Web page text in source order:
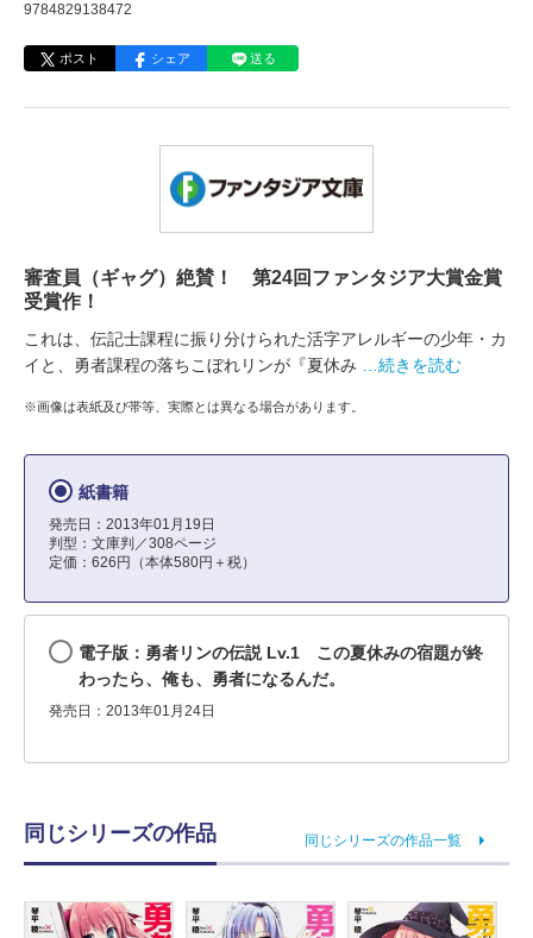
9784829138472
ポスト シェア 送る
審査員（ギャグ）絶賛！ 第24回ファンタジア大賞金賞
受賞作！
これは、伝記士課程に振り分けられた活字アレルギーの少年・カ
イと、勇者課程の落ちこぼれリンが『夏休み
…続きを読む
※画像は表紙及び帯等、実際とは異なる場合があります。
紙書籍
発売日：2013年01月19日
判型：文庫判／308ページ
定価：626円（本体580円＋税）
電子版：勇者リンの伝説 Lv.1 この夏休みの宿題が終
わったら、俺も、勇者になるんだ。
発売日：2013年01月24日
同じシリーズの作品 同じシリーズの作品一覧